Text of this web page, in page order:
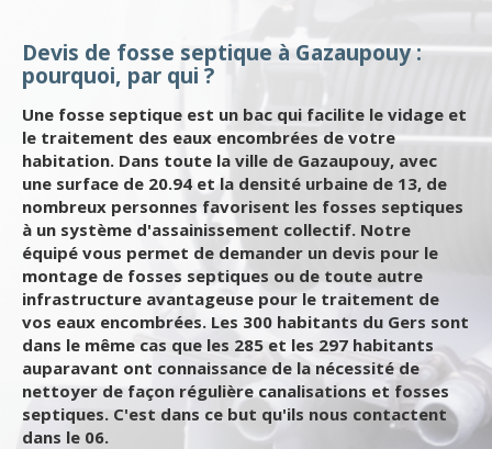
Devis de fosse septique à Gazaupouy :
pourquoi, par qui ?
Une fosse septique est un bac qui facilite le vidage et
le traitement des eaux encombrées de votre
habitation. Dans toute la ville de Gazaupouy, avec
une surface de 20.94 et la densité urbaine de 13, de
nombreux personnes favorisent les fosses septiques
à un système d'assainissement collectif. Notre
équipé vous permet de demander un devis pour le
montage de fosses septiques ou de toute autre
infrastructure avantageuse pour le traitement de
vos eaux encombrées. Les 300 habitants du Gers sont
dans le même cas que les 285 et les 297 habitants
auparavant ont connaissance de la nécessité de
nettoyer de façon régulière canalisations et fosses
septiques. C'est dans ce but qu'ils nous contactent
dans le 06.